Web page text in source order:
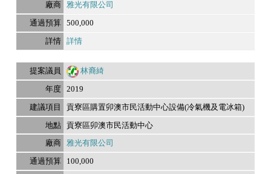
雅光有限公司
500,000
詳情
林裔綺
2019
貢寮區購置卯澳市民活動中心設備(冷氣機及電冰箱)
貢寮區卯澳市民活動中心
雅光有限公司
100,000